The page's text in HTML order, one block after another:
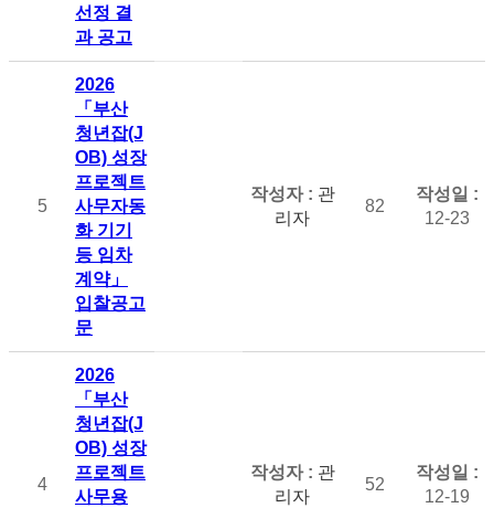
선정 결
과 공고
5
2026
「부산
청년잡(J
OB) 성장
프로젝트
사무자동
화 기기
등 임차
계약」
입찰공고
문
관
리자
82
12-23
4
2026
「부산
청년잡(J
OB) 성장
프로젝트
사무용
관
리자
52
12-19